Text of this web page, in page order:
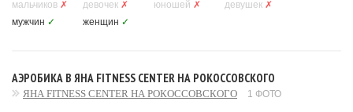
мальчиков ✗ девочек ✗ юношей ✗ девушек ✗
мужчин ✓ женщин ✓
АЭРОБИКА В ЯНА FITNESS CENTER НА РОКОССОВСКОГО
ЯНА FITNESS CENTER НА РОКОССОВСКОГО 1 ФОТО